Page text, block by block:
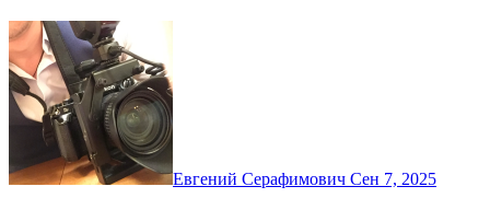
Евгений Серафимович Сен 7, 2025